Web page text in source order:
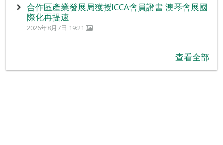
合作區產業發展局獲授ICCA會員證書 澳琴會展國
際化再提速
2026年8月7日 19:21
查看全部